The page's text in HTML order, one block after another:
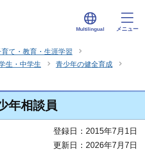
Multilingual メニュー
育て・教育・生涯学習
生・中学生
青少年の健全育成
年相談員
登録日：2015年7月1日
更新日：2026年7月7日